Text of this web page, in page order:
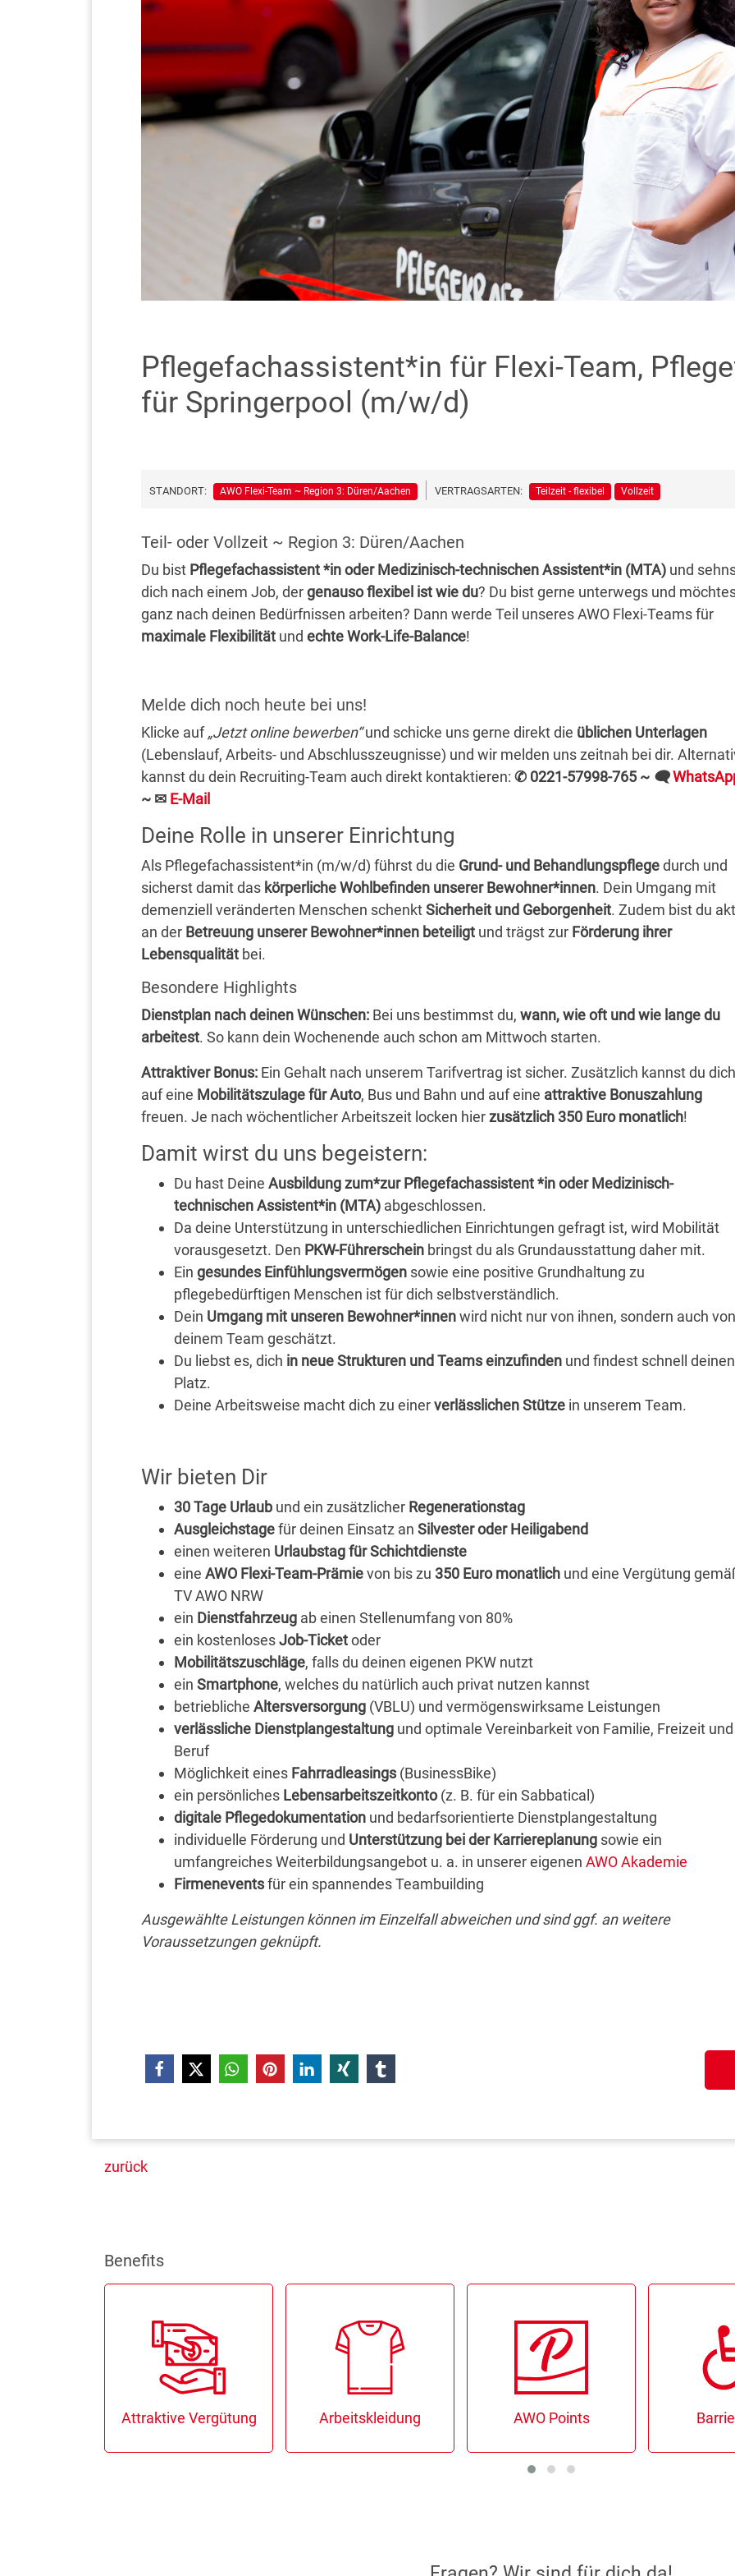
Pflegefachassistent*in für Flexi-Team,
für Springerpool (m/w/d)
STANDORT: AWO Flexi-Team ~ Region 3: Düren/Aachen VERTRAGSARTEN: Teilzeit - flexibel Vollzeit
Teil- oder Vollzeit ~ Region 3: Düren/Aachen
Du bist Pflegefachassistent *in oder Medizinisch-technischen Assistent*in (MTA) und
dich nach einem Job, dergenauso flexibel ist wie du? Du bist gerne unterwegs und
ganz nach deinen Bedürfnissen arbeiten? Dann werde Teil unseres AWO Flexi-Teams für
maximale Flexibilität und echte Work-Life-Balance!
Melde dich noch heute bei uns!
Klicke auf„Jetzt online bewerben“und schicke uns gerne direkt die üblichen Unterlagen
(Lebenslauf, Arbeits- und Abschlusszeugnisse) und wir melden uns zeitnah bei dir.
kannst du dein Recruiting-Team auch direkt kontaktieren: ✆ 0221-57998-765 ~ 🗨
~ ✉ E-Mail
Deine Rolle in unserer Einrichtung
Als Pflegefachassistent*in (m/w/d) führst du die Grund- und Behandlungspflegedurch und
sicherst damit das körperliche Wohlbefinden unserer Bewohner*innen. Dein Umgang mit
demenziell veränderten Menschen schenktSicherheit und Geborgenheit. Zudem bist du
an der Betreuung unserer Bewohner*innen beteiligt und trägst zur Förderung ihrer
Lebensqualität bei.
Besondere Highlights
Dienstplan nach deinen Wünschen: Bei uns bestimmst du, wann, wie oft und wie lange du
arbeitest. So kann dein Wochenende auch schon am Mittwoch starten.
Attraktiver Bonus: Ein Gehalt nach unserem Tarifvertrag ist sicher. Zusätzlich kannst du dich
auf eine Mobilitätszulage für Auto, Bus und Bahn und auf eine attraktive Bonuszahlung
freuen. Je nach wöchentlicher Arbeitszeit locken hierzusätzlich 350 Euro monatlich!
Damit wirst du uns begeistern:
Du hast Deine Ausbildung zum*zurPflegefachassistent *in oder Medizinisch-
technischen Assistent*in (MTA) abgeschlossen.
Da deine Unterstützung in unterschiedlichen Einrichtungen gefragt ist, wird Mobilität
vorausgesetzt. Den PKW-Führerschein bringst du als Grundausstattung daher mit.
Ein gesundes Einfühlungsvermögen sowie eine positive Grundhaltung zu
pflegebedürftigen Menschen ist für dich selbstverständlich.
Dein Umgang mit unseren Bewohner*innenwird nicht nur von ihnen, sondern auch von
deinem Team geschätzt.
Du liebst es, dich in neue Strukturen und Teams einzufinden und findest schnell deinen
Platz.
Deine Arbeitsweise macht dich zu einerverlässlichen Stütze in unserem Team.
Wir bieten Dir
30 Tage Urlaub und ein zusätzlicher Regenerationstag
Ausgleichstagefür deinen Einsatz an Silvester oder Heiligabend
einen weiteren Urlaubstag für Schichtdienste
eine AWO Flexi-Team-Prämievon bis zu 350 Euro monatlich und eine Vergütung
TV AWO NRW
ein Dienstfahrzeug ab einen Stellenumfang von 80%
ein kostenlosesJob-Ticketoder
Mobilitätszuschläge, falls du deinen eigenen PKW nutzt
ein Smartphone, welches du natürlich auch privat nutzen kannst
betriebliche Altersversorgung (VBLU) und vermögenswirksame Leistungen
verlässliche Dienstplangestaltung und optimale Vereinbarkeit von Familie, Freizeit und
Beruf
Möglichkeit eines Fahrradleasings (BusinessBike)
ein persönliches Lebensarbeitszeitkonto(z. B. für ein Sabbatical)
digitale Pflegedokumentation und bedarfsorientierte Dienstplangestaltung
individuelle Förderung und Unterstützung bei der Karriereplanung sowie ein
umfangreiches Weiterbildungsangebot u. a. in unserer eigenen AWO Akademie
Firmeneventsfür ein spannendes Teambuilding
Ausgewählte Leistungen können im Einzelfall abweichen und sind ggf. an weitere
Voraussetzungen geknüpft.
zurück
Benefits
Attraktive Vergütung Arbeitskleidung AWO Points